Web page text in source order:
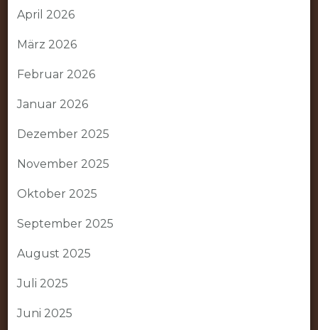
April 2026
März 2026
Februar 2026
Januar 2026
Dezember 2025
November 2025
Oktober 2025
September 2025
August 2025
Juli 2025
Juni 2025